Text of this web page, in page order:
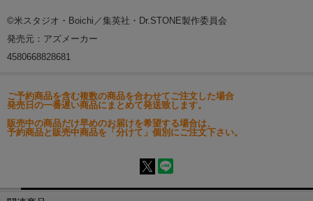
©米スタジオ・Boichi／集英社・Dr.STONE製作委員会
発売元：アズメーカー
4580668828681
ご予約商品を含む複数の商品を合わせてご注文した場合
発売日の一番遅い商品にまとめて発送致します。
販売中の商品だけ早めのお届けを希望する場合は、
予約商品と販売中商品を「分けて」個別にご注文下さい。